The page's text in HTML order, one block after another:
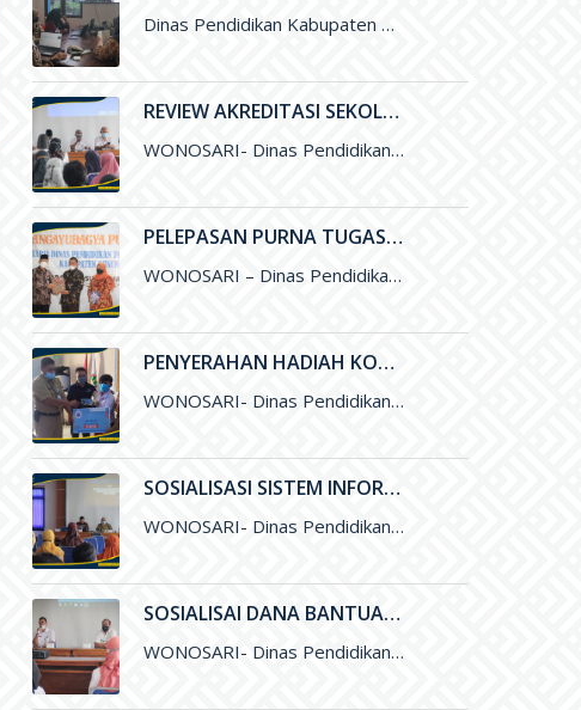
Dinas Pendidikan Kabupaten Gunungkidul melalui Subbag Perencanaan melakukan Sosialisasi Perubahan Anggaran Dana BOS menggunakan ARKAS Tahun 2022 melalui media Zoom
REVIEW AKREDITASI SEKOLAH
WONOSARI- Dinas Pendidikan, Pemuda, dan Olahraga (Disdikpora) Kabupaten Gunungkidul melalui Bidang Sekolah Menegah Pertama menyelenggarakan Review Akreditasi Sekolah. Kegiatan yang
PELEPASAN PURNA TUGAS BAPAK DRS. SUDYA MARSITA, M.M. SELAKU SEKRETARIS DISDIKPORA KABUPATEN GUNUNGKIDUL
WONOSARI – Dinas Pendidikan, Pemuda, dan Olahraga (Disdikpora) Kabupaten Gunungkidul menyelenggarakan kegiatan Pelepasan Purna Tugas Bapak Drs. Sudya Marsita, M.M
PENYERAHAN HADIAH KOMPETISI LITERASI DAN NUMERASI TINGKAT NASIONAL
WONOSARI- Dinas Pendidikan, Pemuda, dan Olahraga (Disdikpora) Kabupaten Gunungkidul bekerja sama dengan Pesona Edu, Bank BCA, dan Pabrik Minuman Hillo
SOSIALISASI SISTEM INFORMASI LAYANAN PENDIDIKAN (SILANDIK) TAHUN 2021
WONOSARI- Dinas Pendidikan, Pemuda, dan Olahraga (Disdikpora) Kabupaten Gunungkidul bersama Badan Perencanaan Pembangunan Daerah (Bappeda) Kabupaten Gunungkidul menyelenggarakan kegiatan Sosialisasi
SOSIALISAI DANA BANTUAN OPERASIONAL SEKOLAH (BOS) KINERJA TAHUN 2021
WONOSARI- Dinas Pendidikan, Pemuda, dan Olahraga (Disdikpora) Kabupaten Gunungkidul melalui Subbagian Perencanaan menyelengarakan kegiatan Sosialisai Dana Bantuan Operasional Sekolah (BOS